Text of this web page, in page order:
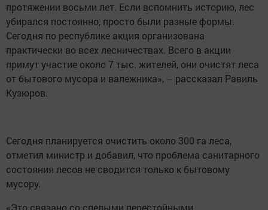
протяжении восьми лет. Если вспомнить историю, лес
убирался постоянно, просто были разные формы.
Сегодня по республике акция организована
практически во всех лесничествах. Всего в акции
примут участие около 7 тыс. жителей, они очистят леса
от бытового мусора и валежника», – рассказал Равиль
Кузюров.
Сегодня планируется очистить около 300 га леса,
отметил министр и добавил, что проблема санитарного
состояния лесов не сводится только к бытовому
мусору.
«Это связано со спелыми перестойными